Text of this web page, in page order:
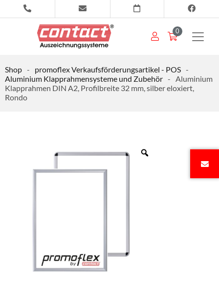
0
Shop - promoflex Verkaufsförderungsartikel - POS -
Aluminium Klapprahmensysteme und Zubehör - Aluminium
Klapprahmen DIN A2, Profilbreite 32 mm, silber eloxiert,
Rondo